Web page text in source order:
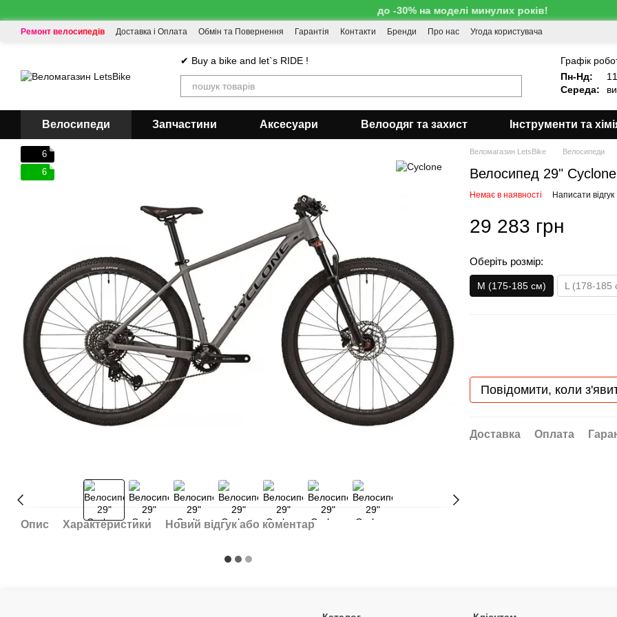
до -30% на моделі минулих років!
Ремонт велосипедів Доставка і Оплата Обмін та Повернення Гарантія Контакти Бренди Про нас Угода користувача
✔ Buy a bike and let`s RIDE !
Графік
Пн-Нд:
Середа:
Велосипеди Запчастини Аксесуари Велоодяг та захист Інструменти та
6
6
Опис Характеристики Новий відгук або коментар
Веломагазин LetsBike Велосипеди
Велосипед 29"
Немає в наявності Написати відгук
29 283 грн
Оберіть розмір:
M (175-185 см) L (178-185
Повідомити, коли
Доставка Оплата